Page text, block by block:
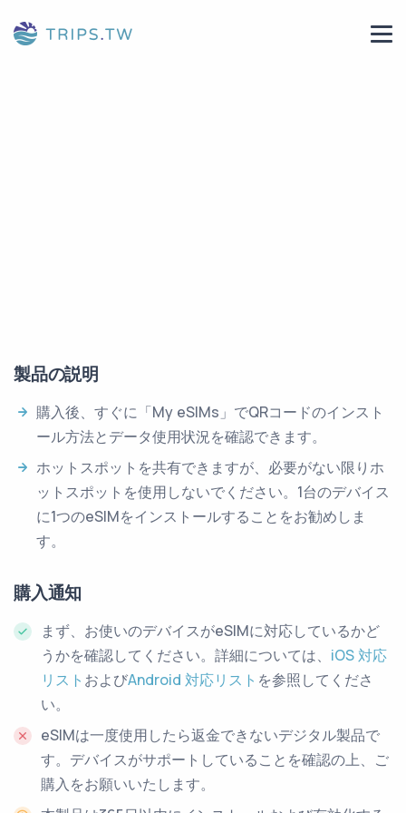
製品の説明
購入後、すぐに「My eSIMs」でQRコードのインスト
ール方法とデータ使用状況を確認できます。
ホットスポットを共有できますが、必要がない限りホ
ットスポットを使用しないでください。1台のデバイス
に1つのeSIMをインストールすることをお勧めしま
す。
購入通知
まず、お使いのデバイスがeSIMに対応しているかど
うかを確認してください。詳細については、 iOS 対応
リスト およびAndroid 対応リスト を参照してくださ
い。
eSIMは一度使用したら返金できないデジタル製品で
す。デバイスがサポートしていることを確認の上、ご
購入をお願いいたします。